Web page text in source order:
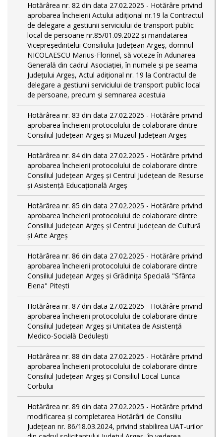
Hotărârea nr. 82 din data 27.02.2025 - Hotărâre privind
aprobarea încheierii Actului adițional nr.19 la Contractul
de delegare a gestiunii serviciului de transport public
local de persoane nr.85/01.09.2022 și mandatarea
Vicepreședintelui Consiliului Județean Argeș, domnul
NICOLAESCU Marius-Florinel, să voteze în Adunarea
Generală din cadrul Asociației, în numele și pe seama
Județului Argeș, Actul adițional nr. 19 la Contractul de
delegare a gestiunii serviciului de transport public local
de persoane, precum și semnarea acestuia
Hotărârea nr. 83 din data 27.02.2025 - Hotărâre privind
aprobarea încheierii protocolului de colaborare dintre
Consiliul Județean Argeș și Muzeul Județean Argeș
Hotărârea nr. 84 din data 27.02.2025 - Hotărâre privind
aprobarea încheierii protocolului de colaborare dintre
Consiliul Județean Argeș și Centrul Județean de Resurse
și Asistență Educațională Argeș
Hotărârea nr. 85 din data 27.02.2025 - Hotărâre privind
aprobarea încheierii protocolului de colaborare dintre
Consiliul Județean Argeș și Centrul Județean de Cultură
și Arte Argeș
Hotărârea nr. 86 din data 27.02.2025 - Hotărâre privind
aprobarea încheierii protocolului de colaborare dintre
Consiliul Județean Argeș și Grădinița Specială "Sfânta
Elena" Pitești
Hotărârea nr. 87 din data 27.02.2025 - Hotărâre privind
aprobarea încheierii protocolului de colaborare dintre
Consiliul Județean Argeș și Unitatea de Asistență
Medico-Socială Dedulești
Hotărârea nr. 88 din data 27.02.2025 - Hotărâre privind
aprobarea încheierii protocolului de colaborare dintre
Consiliul Județean Argeș și Consiliul Local Lunca
Corbului
Hotărârea nr. 89 din data 27.02.2025 - Hotărâre privind
modificarea și completarea Hotărârii de Consiliu
Județean nr. 86/18.03.2024, privind stabilirea UAT-urilor